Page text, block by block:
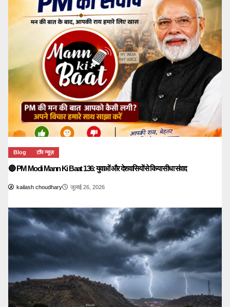
Blog टॉप न्यूज़
🔴 PM Modi Mann Ki Baat 136: युवाओं और देशवासियों से किया सीधा संवाद
kailash choudhary जुलाई 26, 2026